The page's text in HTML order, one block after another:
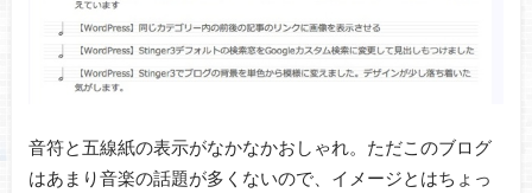
音符と五線紙の表示がなかなかおしゃれ。ただこのブログ
はあまり音楽の話題が多くないので、イメージとはちょっ